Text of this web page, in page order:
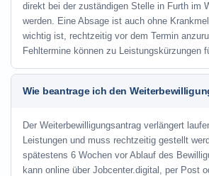
direkt bei der zuständigen Stelle in Furth im
werden. Eine Absage ist auch ohne
wichtig ist, rechtzeitig vor dem Termin
Fehltermine können zu Leistungskürzungen
Wie beantrage ich den
Der Weiterbewilligungsantrag verlängert
Leistungen und muss rechtzeitig gestellt
spätestens 6 Wochen vor Ablauf des
kann online über Jobcenter.digital, per Post